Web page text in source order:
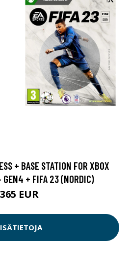
+ BASE STATION FOR XBOX
+ FIFA 23 (NORDIC)
365 EUR